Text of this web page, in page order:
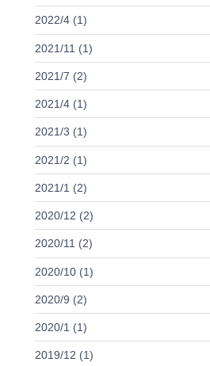
2022/4 (1)
2021/11 (1)
2021/7 (2)
2021/4 (1)
2021/3 (1)
2021/2 (1)
2021/1 (2)
2020/12 (2)
2020/11 (2)
2020/10 (1)
2020/9 (2)
2020/1 (1)
2019/12 (1)